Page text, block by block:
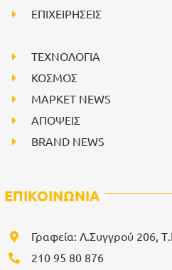
ΕΠΙΧΕΙΡΗΣΕΙΣ
ΤΕΧΝΟΛΟΓΙΑ
ΚΟΣΜΟΣ
ΜΑΡΚΕΤ NEWS
ΑΠΟΨΕΙΣ
BRAND NEWS
ΕΠΙΚΟΙΝΩΝΙΑ
Γραφεία: Λ.Συγγρού 206,
210 95 80 876